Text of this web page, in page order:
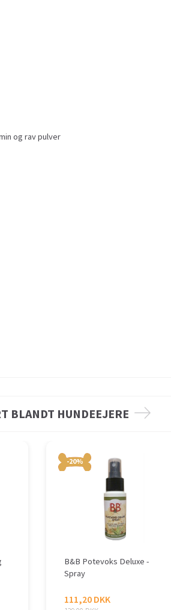
og rav pulver
BLANDT HUNDEEJERE
-20%
B&B Potevoks Deluxe -
Spray
111,20 DKK